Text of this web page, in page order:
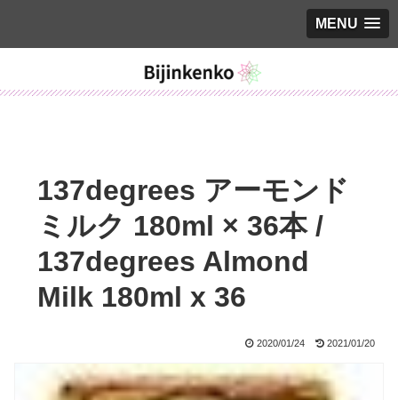
MENU
137degrees アーモンド
ミルク 180ml × 36本 /
137degrees Almond
Milk 180ml x 36
2020/01/24 2021/01/20